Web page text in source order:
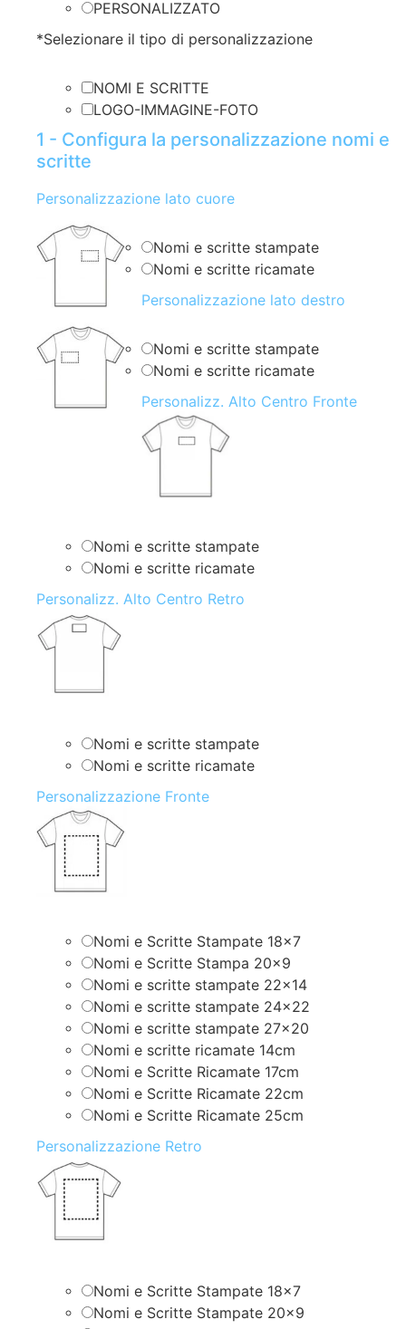
PERSONALIZZATO
*Selezionare il tipo di personalizzazione
NOMI E SCRITTE
LOGO-IMMAGINE-FOTO
1 - Configura la personalizzazione nomi e
scritte
Personalizzazione lato cuore
Nomi e scritte stampate
Nomi e scritte ricamate
Personalizzazione lato destro
Nomi e scritte stampate
Nomi e scritte ricamate
Personalizz. Alto Centro Fronte
Nomi e scritte stampate
Nomi e scritte ricamate
Personalizz. Alto Centro Retro
Nomi e scritte stampate
Nomi e scritte ricamate
Personalizzazione Fronte
Nomi e Scritte Stampate 18×7
Nomi e Scritte Stampa 20×9
Nomi e scritte stampate 22×14
Nomi e scritte stampate 24×22
Nomi e scritte stampate 27×20
Nomi e scritte ricamate 14cm
Nomi e Scritte Ricamate 17cm
Nomi e Scritte Ricamate 22cm
Nomi e Scritte Ricamate 25cm
Personalizzazione Retro
Nomi e Scritte Stampate 18×7
Nomi e Scritte Stampate 20×9